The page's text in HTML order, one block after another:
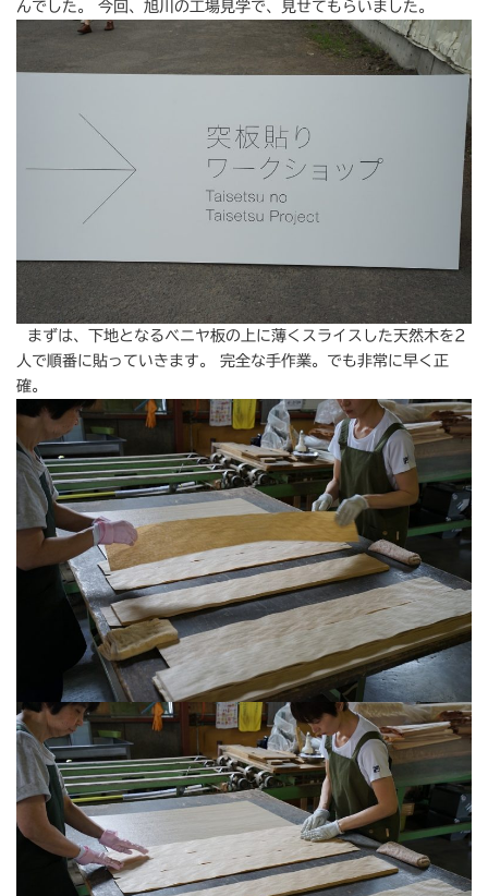
んでした。 今回、旭川の工場見学で、見せてもらいました。
まずは、下地となるべニヤ板の上に薄くスライスした天然木を2
人で順番に貼っていきます。 完全な手作業。でも非常に早く正
確。